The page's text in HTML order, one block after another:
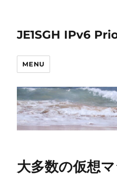
JE1SGH IPv6
MENU
大多数の仮想